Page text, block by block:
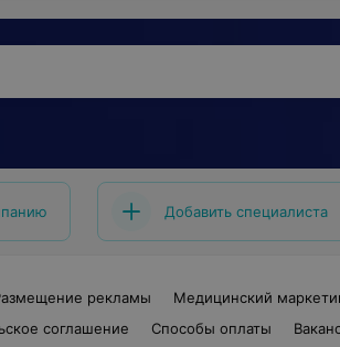
Добавить специалиста
рекламы
Медицинский
соглашение Способы оплаты